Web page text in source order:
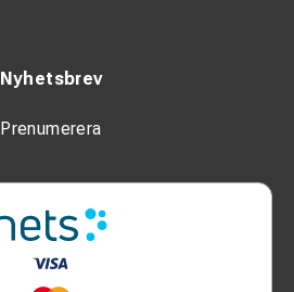
Nyhetsbrev
Prenumerera